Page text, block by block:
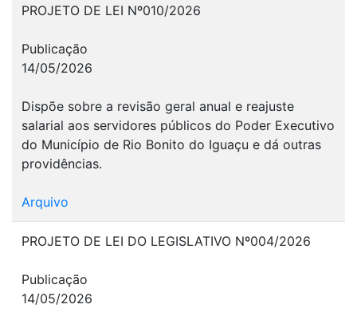
PROJETO DE LEI Nº010/2026
Publicação
14/05/2026
Dispõe sobre a revisão geral anual e reajuste
salarial aos servidores públicos do Poder Executivo
do Município de Rio Bonito do Iguaçu e dá outras
providências.
Arquivo
PROJETO DE LEI DO LEGISLATIVO Nº004/2026
Publicação
14/05/2026